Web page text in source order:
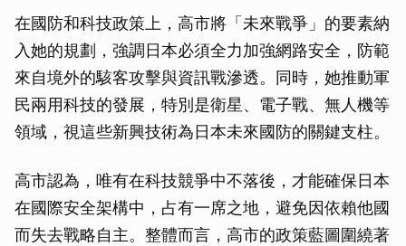
在國防和科技政策上，高市將「未來戰爭」的要素納
入她的規劃，強調日本必須全力加強網路安全，防範
來自境外的駭客攻擊與資訊戰滲透。同時，她推動軍
民兩用科技的發展，特別是衛星、電子戰、無人機等
領域，視這些新興技術為日本未來國防的關鍵支柱。
高市認為，唯有在科技競爭中不落後，才能確保日本
在國際安全架構中，占有一席之地，避免因依賴他國
而失去戰略自主。整體而言，高市的政策藍圖圍繞著